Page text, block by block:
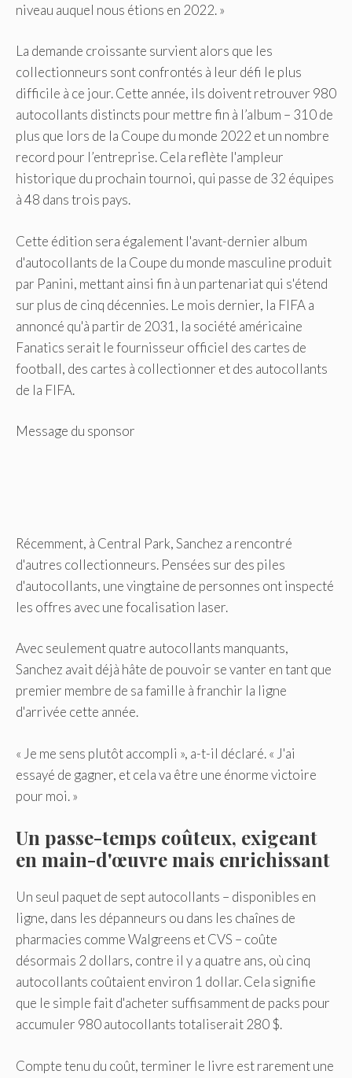
niveau auquel nous étions en 2022. »
La demande croissante survient alors que les
collectionneurs sont confrontés à leur défi le plus
difficile à ce jour. Cette année, ils doivent retrouver 980
autocollants distincts pour mettre fin à l’album – 310 de
plus que lors de la Coupe du monde 2022 et un nombre
record pour l’entreprise. Cela reflète l'ampleur
historique du prochain tournoi, qui passe de 32 équipes
à 48 dans trois pays.
Cette édition sera également l'avant-dernier album
d'autocollants de la Coupe du monde masculine produit
par Panini, mettant ainsi fin à un partenariat qui s'étend
sur plus de cinq décennies. Le mois dernier, la FIFA a
annoncé qu'à partir de 2031, la société américaine
Fanatics serait le fournisseur officiel des cartes de
football, des cartes à collectionner et des autocollants
de la FIFA.
Message du sponsor
Récemment, à Central Park, Sanchez a rencontré
d'autres collectionneurs. Pensées sur des piles
d'autocollants, une vingtaine de personnes ont inspecté
les offres avec une focalisation laser.
Avec seulement quatre autocollants manquants,
Sanchez avait déjà hâte de pouvoir se vanter en tant que
premier membre de sa famille à franchir la ligne
d'arrivée cette année.
« Je me sens plutôt accompli », a-t-il déclaré. « J'ai
essayé de gagner, et cela va être une énorme victoire
pour moi. »
Un passe-temps coûteux, exigeant
en main-d'œuvre mais enrichissant
Un seul paquet de sept autocollants – disponibles en
ligne, dans les dépanneurs ou dans les chaînes de
pharmacies comme Walgreens et CVS – coûte
désormais 2 dollars, contre il y a quatre ans, où cinq
autocollants coûtaient environ 1 dollar. Cela signifie
que le simple fait d'acheter suffisamment de packs pour
accumuler 980 autocollants totaliserait 280 $.
Compte tenu du coût, terminer le livre est rarement une